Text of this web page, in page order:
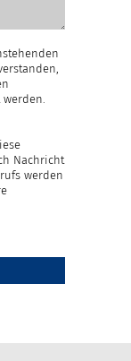
Nachricht
werden